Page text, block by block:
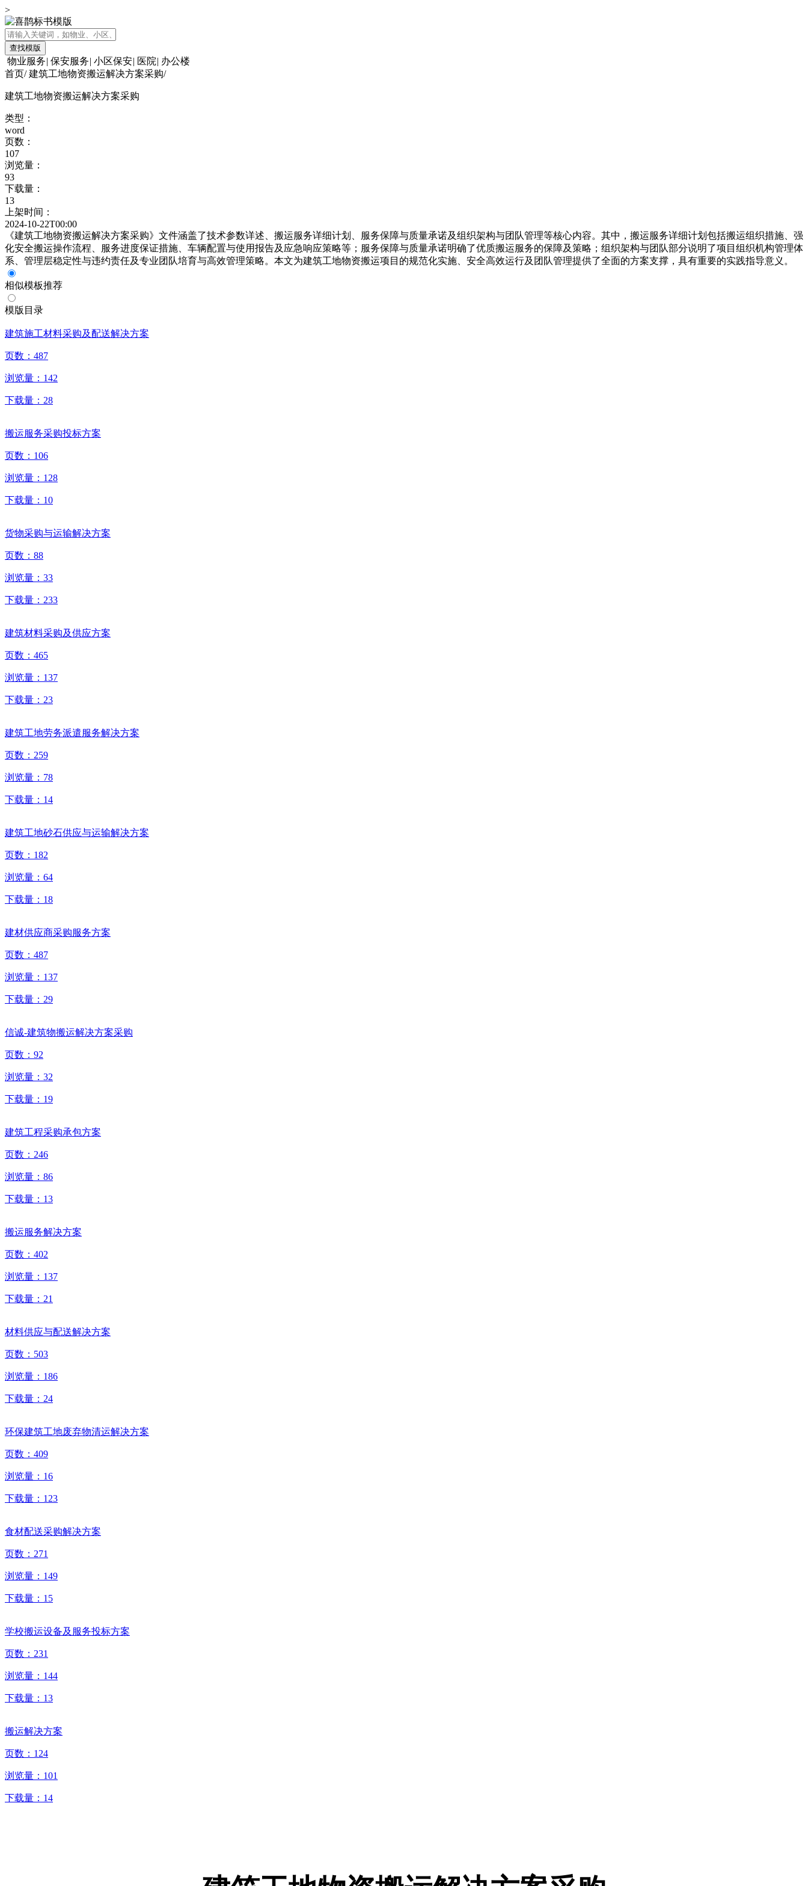
>
查找模版
物业服务| 保安服务| 小区保安| 医院| 办公楼
首页/ 建筑工地物资搬运解决方案采购/
建筑工地物资搬运解决方案采购
类型：
word
页数：
107
浏览量：
93
下载量：
13
上架时间：
2024-10-22T00:00
《建筑工地物资搬运解决方案采购》文件涵盖了技术参数详述、搬运服务详细计划、服务保障与质量承诺及组织架构与团队管理等核心内容。其中，搬运服务详细计划包括搬运组织措施、强
化安全搬运操作流程、服务进度保证措施、车辆配置与使用报告及应急响应策略等；服务保障与质量承诺明确了优质搬运服务的保障及策略；组织架构与团队部分说明了项目组织机构管理体
系、管理层稳定性与违约责任及专业团队培育与高效管理策略。本文为建筑工地物资搬运项目的规范化实施、安全高效运行及团队管理提供了全面的方案支撑，具有重要的实践指导意义。
相似模板推荐
模版目录
建筑施工材料采购及配送解决方案
页数： 487
浏览量： 142
下载量： 28
搬运服务采购投标方案
页数： 106
浏览量： 128
下载量： 10
货物采购与运输解决方案
页数： 88
浏览量： 33
下载量： 233
建筑材料采购及供应方案
页数： 465
浏览量： 137
下载量： 23
建筑工地劳务派遣服务解决方案
页数： 259
浏览量： 78
下载量： 14
建筑工地砂石供应与运输解决方案
页数： 182
浏览量： 64
下载量： 18
建材供应商采购服务方案
页数： 487
浏览量： 137
下载量： 29
信诚-建筑物搬运解决方案采购
页数： 92
浏览量： 32
下载量： 19
建筑工程采购承包方案
页数： 246
浏览量： 86
下载量： 13
搬运服务解决方案
页数： 402
浏览量： 137
下载量： 21
材料供应与配送解决方案
页数： 503
浏览量： 186
下载量： 24
环保建筑工地废弃物清运解决方案
页数： 409
浏览量： 16
下载量： 123
食材配送采购解决方案
页数： 271
浏览量： 149
下载量： 15
学校搬运设备及服务投标方案
页数： 231
浏览量： 144
下载量： 13
搬运解决方案
页数： 124
浏览量： 101
下载量： 14